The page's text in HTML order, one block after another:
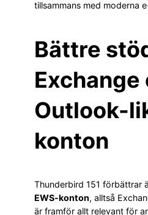
tillsammans med moderna
Bättre
Exchange
Outlook-
konton
Thunderbird 151 förbättrar
EWS-konton, alltså
är framför allt relevant för